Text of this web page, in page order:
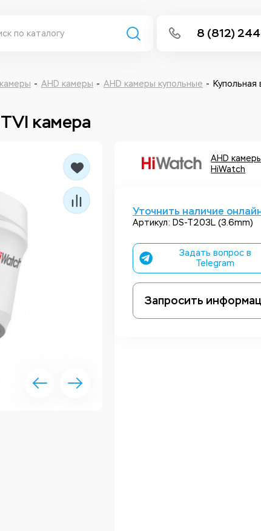
8 (812)
Написать в
AHD камеры AHD камеры купольные
камера
AHD
HiWatch
Уточнить наличие
Артикул: DS-T203L (3.6mm)
Задать вопрос в
Telegram
Запросить